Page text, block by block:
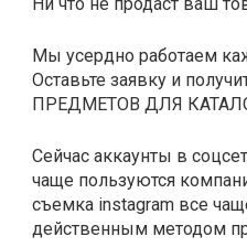
Мы усердно работаем
Оставьте заявку и
ПРЕДМЕТОВ ДЛЯ
Сейчас аккаунты в
чаще пользуются
съемка instagram все
действенным методом